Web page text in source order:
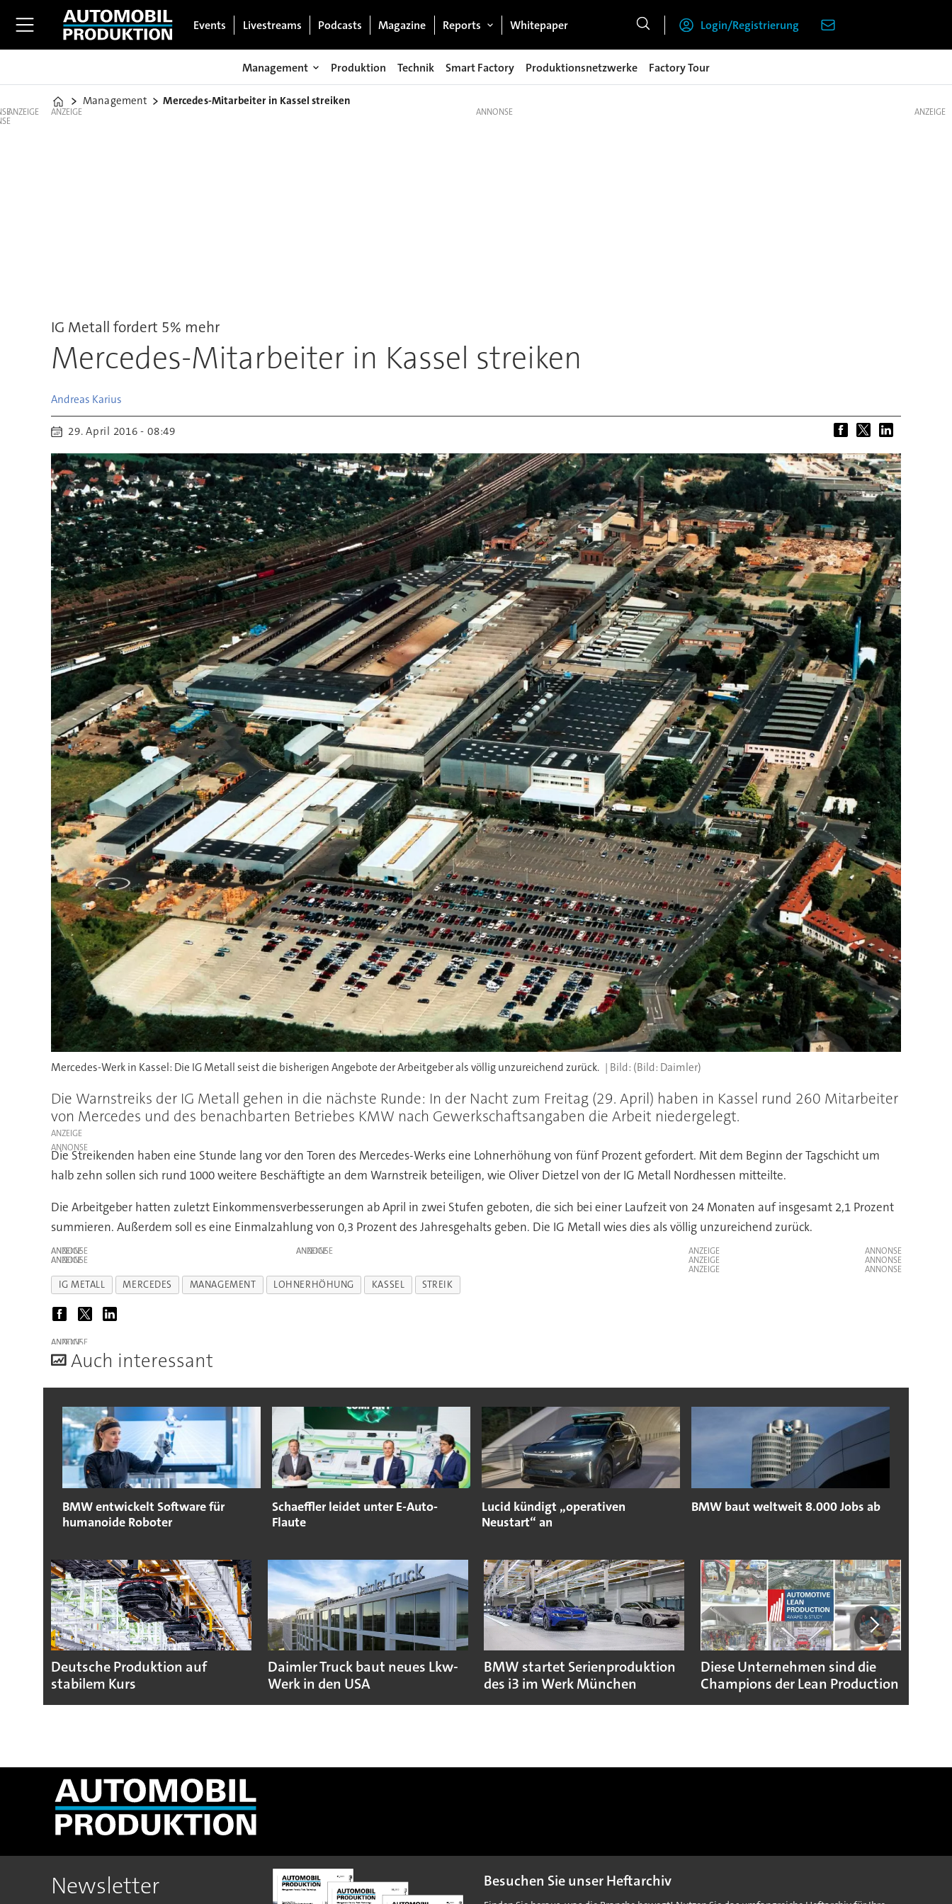
Events Livestreams Podcasts Magazine Reports Whitepaper Login/Registrierung
Management Produktion Technik Smart Factory Produktionsnetzwerke Factory Tour
Home
Management Mercedes-Mitarbeiter in Kassel streiken
ANZEIGE ANZEIGE
IG Metall fordert 5% mehr
Mercedes-Mitarbeiter in Kassel streiken
Andreas Karius
29. April 2016 - 08:49
Mercedes-Werk in Kassel: Die IG Metall seist die bisherigen Angebote der Arbeitgeber als völlig unzureichend zurück. (Bild: Daimler)
Die Warnstreiks der IG Metall gehen in die nächste Runde: In der Nacht zum Freitag (29. April) haben in Kassel rund 260 Mitarbeiter
von Mercedes und des benachbarten Betriebes KMW nach Gewerkschaftsangaben die Arbeit niedergelegt.
ANZEIGE
Die Streikenden haben eine Stunde lang vor den Toren des Mercedes-Werks eine Lohnerhöhung von fünf Prozent gefordert. Mit dem Beginn der Tagschicht um
halb zehn sollen sich rund 1000 weitere Beschäftigte an dem Warnstreik beteiligen, wie Oliver Dietzel von der IG Metall Nordhessen mitteilte.
Die Arbeitgeber hatten zuletzt Einkommensverbesserungen ab April in zwei Stufen geboten, die sich bei einer Laufzeit von 24 Monaten auf insgesamt 2,1 Prozent
summieren. Außerdem soll es eine Einmalzahlung von 0,3 Prozent des Jahresgehalts geben. Die IG Metall wies dies als völlig unzureichend zurück.
ANZEIGE ANZEIGE
ANZEIGE
ANZEIGE
ANZEIGE
ANZEIGE
IG METALL MERCEDES MANAGEMENT LOHNERHÖHUNG KASSEL STREIK
ANZEIGE
Auch interessant
BMW entwickelt Software für
humanoide Roboter
Schaeffler leidet unter E-Auto-
Flaute
Lucid kündigt „operativen
Neustart“ an
BMW baut weltweit 8.000 Jobs ab
Deutsche Produktion auf
stabilem Kurs
Daimler Truck baut neues Lkw-
Werk in den USA
BMW startet Serienproduktion
des i3 im Werk München
Diese Unternehmen sind die
Champions der Lean Production
ANZEIGE
Newsletter Besuchen Sie unser Heftarchiv